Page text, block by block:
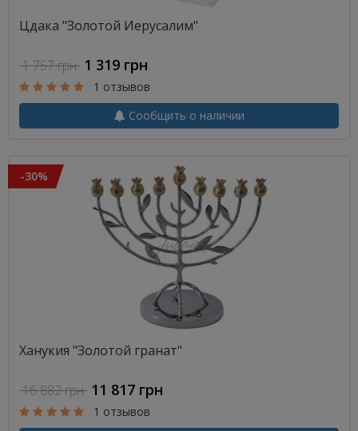
Цдака "Золотой Иерусалим"
1 757 грн 1 319 грн
1 отзывов
Сообщить о наличии
-30%
Ханукия "Золотой гранат"
16 882 грн 11 817 грн
1 отзывов